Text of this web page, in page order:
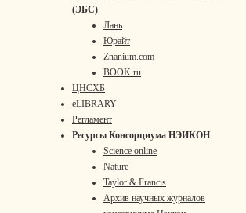
(ЭБС)
Лань
Юрайт
Znanium.com
BOOK.ru
ЦНСХБ
eLIBRARY
Регламент
Ресурсы Консорциума НЭИКОН
Science online
Nature
Taylor & Francis
Архив научных журналов